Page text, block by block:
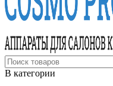
В категории